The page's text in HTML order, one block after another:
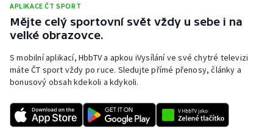
Ragby
Rychlobruslení
Rychlostní kanoistika
Sportovní střelba
APLIKACE ČT SPORT
Mějte celý sportovní svět vždy u sebe i na
velké obrazovce.
S mobilní aplikací, HbbTV a apkou iVysílání ve své chytré televizi
máte ČT sport vždy po ruce. Sledujte přímé přenosy, články a
bonusový obsah kdekoli a kdykoli.